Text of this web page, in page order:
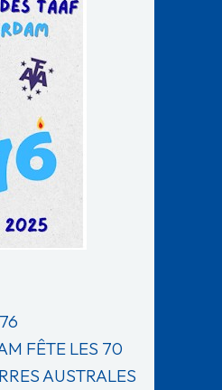
FÊTE LES 70
AUSTRALES